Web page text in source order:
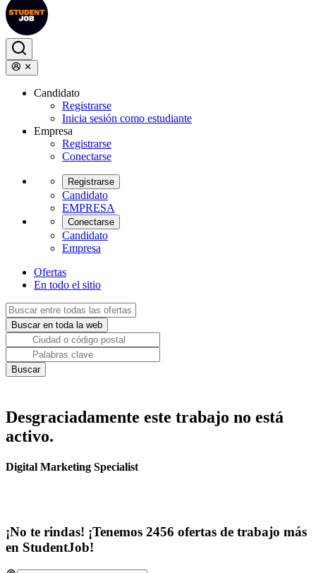
Candidato
Registrarse
Inicia sesión como estudiante
Empresa
Registrarse
Conectarse
Registrarse
Candidato
EMPRESA
Conectarse
Candidato
Empresa
Ofertas
En todo el sitio
Desgraciadamente este trabajo no está
activo.
Digital Marketing Specialist
¡No te rindas! ¡Tenemos 2456 ofertas de trabajo más
en StudentJob!